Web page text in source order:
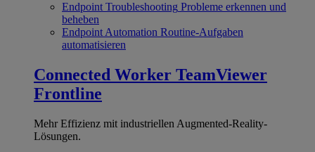
Endpoint Troubleshooting Probleme erkennen und
beheben
Endpoint Automation Routine-Aufgaben
automatisieren
Connected Worker TeamViewer
Frontline
Mehr Effizienz mit industriellen Augmented-Reality-
Lösungen.